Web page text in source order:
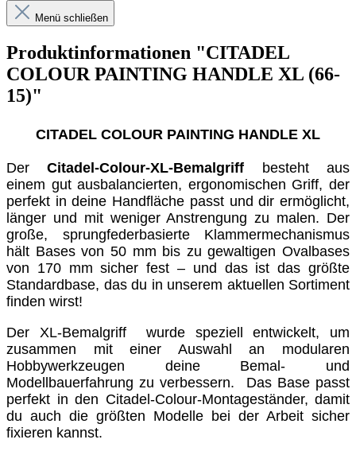
Menü schließen
Produktinformationen "CITADEL
COLOUR PAINTING HANDLE XL (66-
15)"
CITADEL COLOUR PAINTING HANDLE XL
DerCitadel-Colour-XL-Bemalgriff besteht aus
einem gut ausbalancierten, ergonomischen Griff, der
perfekt in deine Handfläche passt und dir ermöglicht,
länger und mit weniger Anstrengung zu malen. Der
große, sprungfederbasierte Klammermechanismus
hält Bases von 50 mm bis zu gewaltigen Ovalbases
von 170 mm sicher fest – und das ist das größte
Standardbase, das du in unserem aktuellen Sortiment
finden wirst!
Der XL-Bemalgriff wurde speziell entwickelt, um
zusammen mit einer Auswahl an modularen
Hobbywerkzeugen deine Bemal- und
Modellbauerfahrung zu verbessern. Das Base passt
perfekt in den Citadel-Colour-Montageständer, damit
du auch die größten Modelle bei der Arbeit sicher
fixieren kannst.